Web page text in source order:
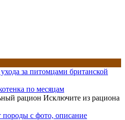
по месяцам
рацион Исключите из рациона